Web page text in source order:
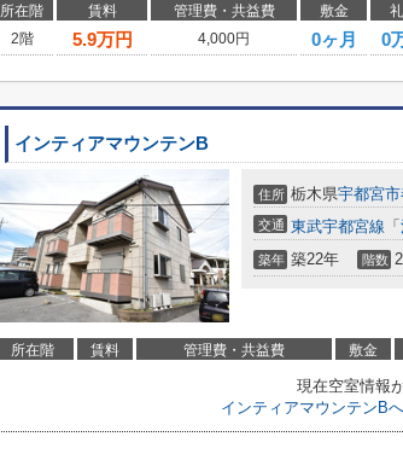
所在階 賃料 管理費・共益費 敷金
2階
5.9万円 4,000円 0ヶ月 0
インティアマウンテンB
住所 栃木県宇都宮市
交通 東武宇都宮線 「
築年 築22年 階数
所在階 賃料 管理費・共益費 敷金
現在空室情報
インティアマウンテンB